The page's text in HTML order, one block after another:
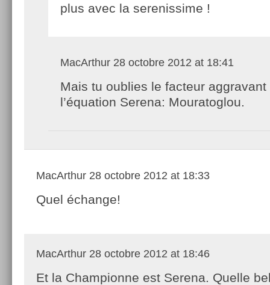
plus avec la serenissime !
MacArthur 28 octobre 2012 at 18:41
Mais tu oublies le facteur aggravant
l’équation Serena: Mouratoglou.
MacArthur 28 octobre 2012 at 18:33
Quel échange!
MacArthur 28 octobre 2012 at 18:46
Et la Championne est Serena. Quelle